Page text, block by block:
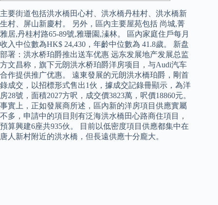
主要街道包括洪水橋田心村、洪水橋丹桂村、洪水橋新
生村、屏山新慶村。 另外，區內主要屋苑包括 尚城,菁
雅居,丹桂村路65-89號,雅珊園,溱林。 區內家庭住戶每月
收入中位數為HK$ 24,430，年齡中位數為 41.8歲。 新盘
部署：洪水桥珀爵推出送车优惠 远东发展地产发展总监
方文昌称，旗下元朗洪水桥珀爵洋房项目，与Audi汽车
合作提供推广优惠。 遠東發展的元朗洪水橋珀爵，剛首
錄成交，以招標形式售出1伙，據成交記錄冊顯示，為洋
房28號，面積2027方呎，成交價3823萬，呎價18860元。
事實上，正如發展商所述，區內新的洋房項目供應實屬
不多，申請中的項目則有泛海洪水橋田心路商住項目，
預算興建6座共935伙。 目前以低密度項目供應都集中在
唐人新村附近的洪水橋，但長遠供應十分龐大。